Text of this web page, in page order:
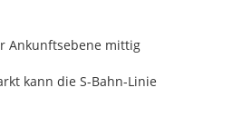
Ankunftsebene mittig
kann die S-Bahn-Linie